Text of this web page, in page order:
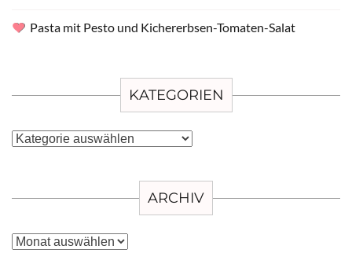
Pasta mit Pesto und Kichererbsen-Tomaten-Salat
KATEGORIEN
Kategorien
ARCHIV
Archiv